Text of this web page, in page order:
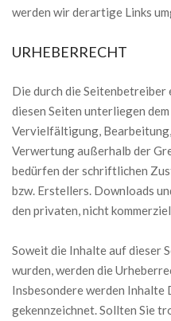
werden wir derartige Links
URHEBERRECHT
Die durch die
diesen Seiten unterliegen
Vervielfältigung,
Verwertung außerhalb der
bedürfen der schriftlichen
bzw. Erstellers. Downloads
den privaten, nicht
Soweit die Inhalte auf dieser
wurden, werden die
Insbesondere werden
gekennzeichnet. Sollten Sie